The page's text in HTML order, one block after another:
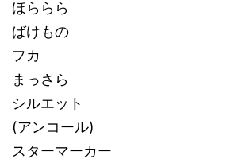
ほららら
ばけもの
フカ
まっさら
シルエット
(アンコール)
スターマーカー